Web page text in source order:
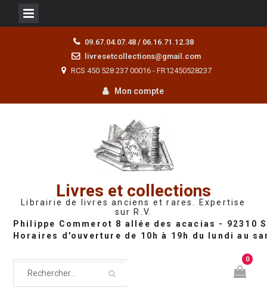
09.67.04.07.48 / 06.16.71.12.38
livresetcollections@gmail.com
RCS 450 528 237 00016 - FR12450528237
Mon compte
Livres et collections
Librairie de livres anciens et rares. Expertise
sur R.V.
0